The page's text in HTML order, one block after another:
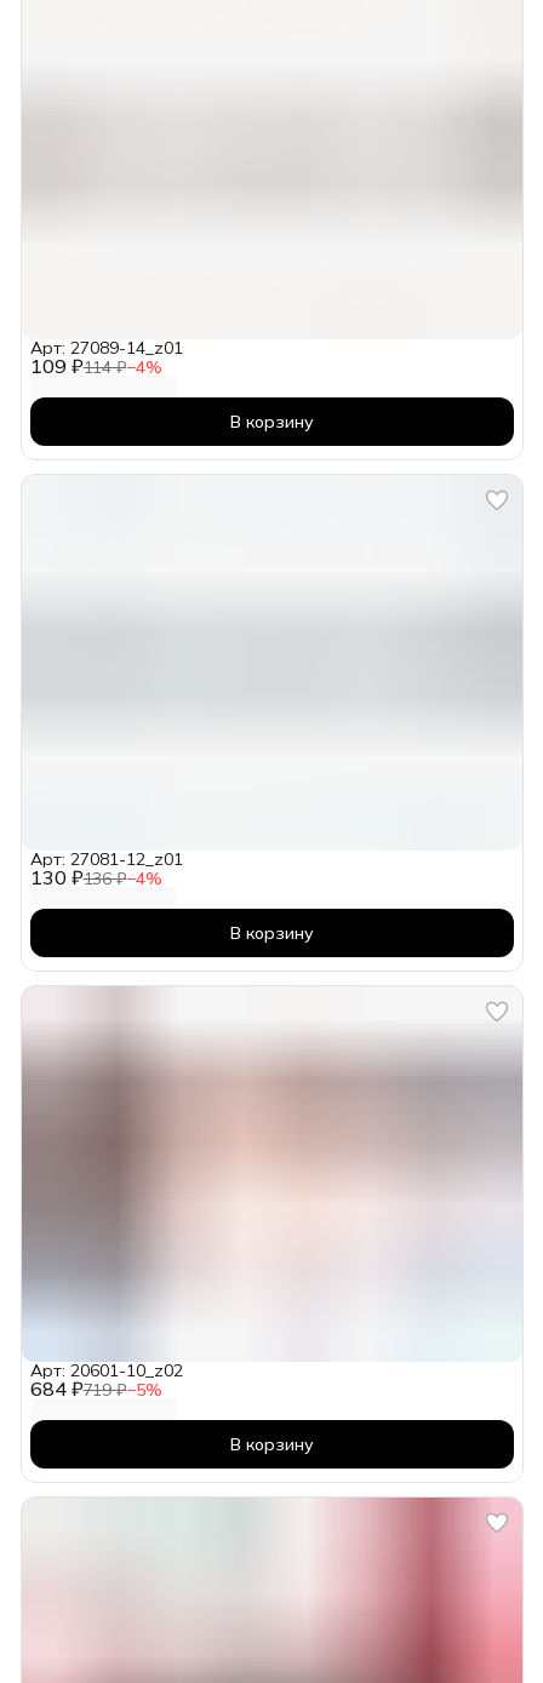
109 ₽114 ₽−4%
Арт: 27089-14_z01
В корзину
130 ₽136 ₽−4%
Арт: 27081-12_z01
В корзину
684 ₽719 ₽−5%
Арт: 20601-10_z02
В корзину